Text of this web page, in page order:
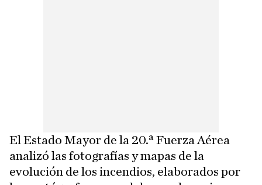
El Estado Mayor de la 20.ª Fuerza Aérea
analizó las fotografías y mapas de la
evolución de los incendios, elaborados por